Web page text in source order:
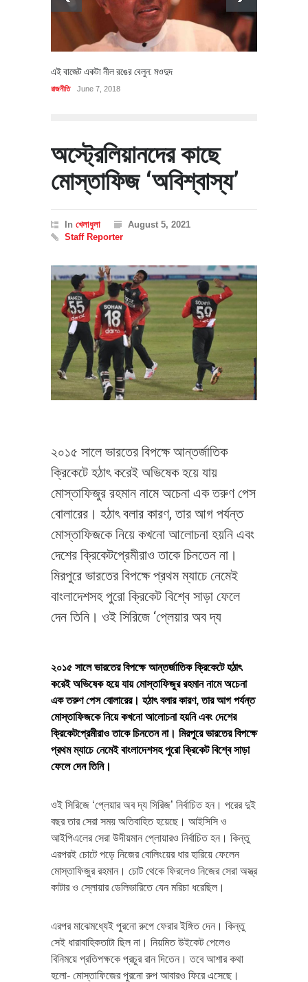
এই বাজেট একটা নীল রঙের বেলুন: মওদুদ
রাজনীতি June 7, 2018
অস্ট্রেলিয়ানদের কাছে
মোস্তাফিজ ‘অবিশ্বাস্য’
In খেলাধুলা
August 5, 2021
Staff Reporter
২০১৫ সালে ভারতের বিপক্ষে আন্তর্জাতিক
ক্রিকেটে হঠাৎ করেই অভিষেক হয়ে যায়
মোস্তাফিজুর রহমান নামে অচেনা এক তরুণ পেস
বোলারের। হঠাৎ বলার কারণ, তার আগ পর্যন্ত
মোস্তাফিজকে নিয়ে কখনো আলোচনা হয়নি এবং
দেশের ক্রিকেটপ্রেমীরাও তাকে চিনতেন না।
মিরপুরে ভারতের বিপক্ষে প্রথম ম্যাচে নেমেই
বাংলাদেশসহ পুরো ক্রিকেট বিশ্বে সাড়া ফেলে
দেন তিনি। ওই সিরিজে ‘প্লেয়ার অব দ্য
২০১৫ সালে ভারতের বিপক্ষে আন্তর্জাতিক ক্রিকেটে হঠাৎ
করেই অভিষেক হয়ে যায় মোস্তাফিজুর রহমান নামে অচেনা
এক তরুণ পেস বোলারের। হঠাৎ বলার কারণ, তার আগ পর্যন্ত
মোস্তাফিজকে নিয়ে কখনো আলোচনা হয়নি এবং দেশের
ক্রিকেটপ্রেমীরাও তাকে চিনতেন না। মিরপুরে ভারতের বিপক্ষে
প্রথম ম্যাচে নেমেই বাংলাদেশসহ পুরো ক্রিকেট বিশ্বে সাড়া
ফেলে দেন তিনি।
ওই সিরিজে ‘প্লেয়ার অব দ্য সিরিজ’ নির্বাচিত হন। পরের দুই
বছর তার সেরা সময় অতিবাহিত হয়েছে। আইসিসি ও
আইপিএলের সেরা উদীয়মান প্লোয়ারও নির্বাচিত হন। কিন্তু
এরপরই চোটে পড়ে নিজের বোলিংয়ের ধার হারিয়ে ফেলেন
মোস্তাফিজুর রহমান। চোট থেকে ফিরলেও নিজের সেরা অস্ত্র
কাটার ও স্লোয়ার ডেলিভারিতে যেন মরিচা ধরেছিল।
এরপর মাঝেমধ্যেই পুরনো রুপে ফেরার ইঙ্গিত দেন। কিন্তু
সেই ধারাবাহিকতাটা ছিল না। নিয়মিত উইকেট পেলেও
বিনিময়ে প্রতিপক্ষকে প্রচুর রান দিতেন। তবে আশার কথা
হলো- মোস্তাফিজের পুরনো রুপ আবারও ফিরে এসেছে।